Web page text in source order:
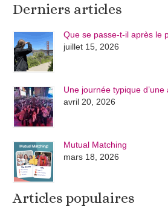
Derniers articles
Que se passe-t-il après le
juillet 15, 2026
Une journée typique
avril 20, 2026
Mutual Matching
mars 18, 2026
Articles populaires